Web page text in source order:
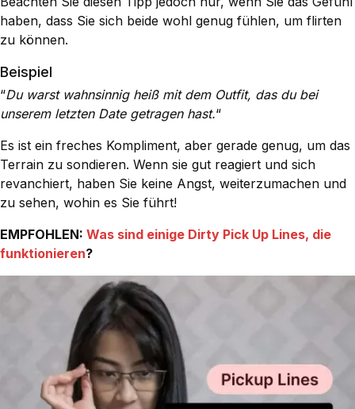
haben, dass Sie sich beide wohl genug fühlen, um flirten
zu können.
Beispiel
“Du warst wahnsinnig heiß mit dem Outfit, das du bei
unserem letzten Date getragen hast.“
Es ist ein freches Kompliment, aber gerade genug, um das
Terrain zu sondieren. Wenn sie gut reagiert und sich
revanchiert, haben Sie keine Angst, weiterzumachen und
zu sehen, wohin es Sie führt!
EMPFOHLEN: Was sind einige Dirty Pick Up Lines, die
funktionieren?